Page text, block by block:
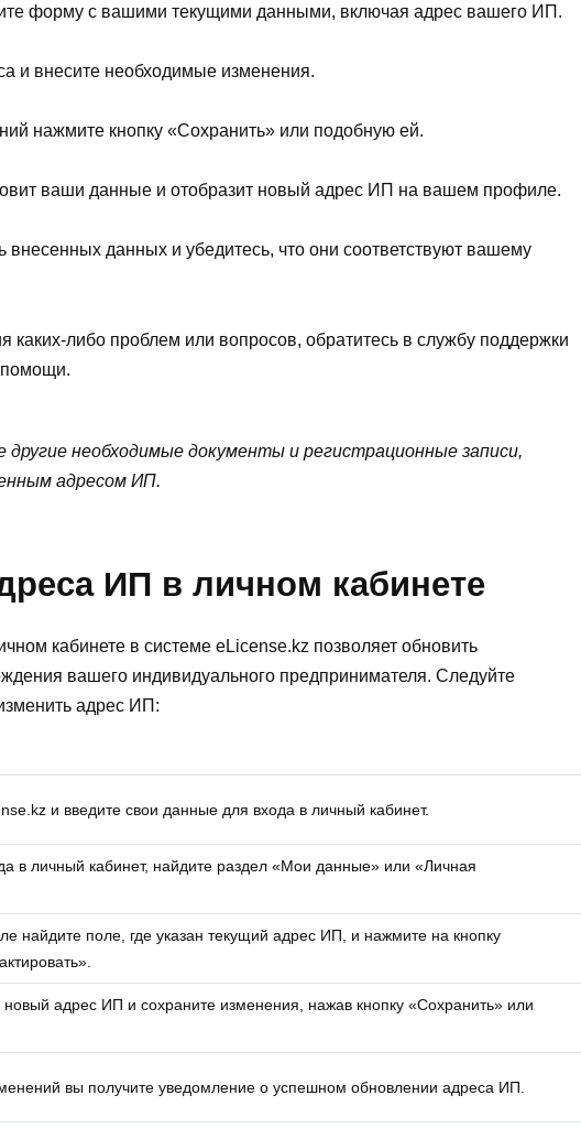
форму с вашими текущими данными, включая адрес вашего ИП.
и внесите необходимые изменения.
нажмите кнопку «Сохранить» или подобную ей.
ваши данные и отобразит новый адрес ИП на вашем профиле.
внесенных данных и убедитесь, что они соответствуют вашему
каких-либо проблем или вопросов, обратитесь в службу поддержки
помощи.
другие необходимые документы и регистрационные записи,
адресом ИП.
ИП в личном кабинете
кабинете в системе eLicense.kz позволяет обновить
вашего индивидуального предпринимателя. Следуйте
адрес ИП:
и введите свои данные для входа в личный кабинет.
в личный кабинет, найдите раздел «Мои данные» или «Личная
найдите поле, где указан текущий адрес ИП, и нажмите на кнопку
адрес ИП и сохраните изменения, нажав кнопку «Сохранить» или
вы получите уведомление о успешном обновлении адреса ИП.